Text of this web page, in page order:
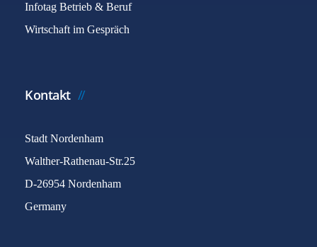
Infotag Betrieb & Beruf
Wirtschaft im Gespräch
Kontakt
Stadt Nordenham
Walther-Rathenau-Str.25
D-26954 Nordenham
Germany